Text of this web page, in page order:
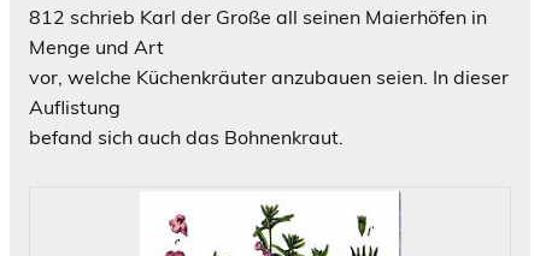
812 schrieb Karl der Große all seinen Maierhöfen in
Menge und Art
vor, welche Küchenkräuter anzubauen seien. In dieser
Auflistung
befand sich auch das Bohnenkraut.